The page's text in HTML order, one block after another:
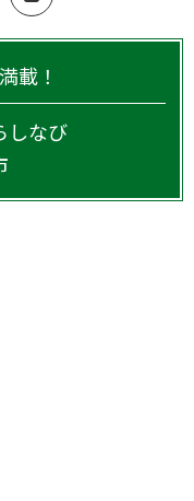
載！
しなび